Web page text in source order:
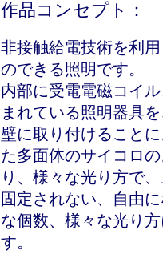
作品コンセプト：
非接触給電技術を利
のできる照明です。
内部に受電電磁コイ
まれている照明器具
壁に取り付けること
た多面体のサイコロ
り、様々な光り方で
固定されない、自由
な個数、様々な光り
す。